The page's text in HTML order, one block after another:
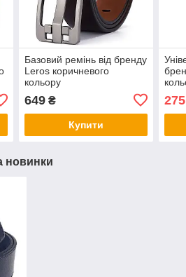
Базовий ремінь від бренду
Leros коричневого
кольору
649₴
Купити
275
новинки